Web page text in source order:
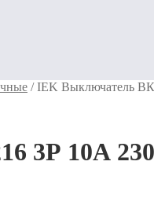
/IEK Выключатель
3Р 10А